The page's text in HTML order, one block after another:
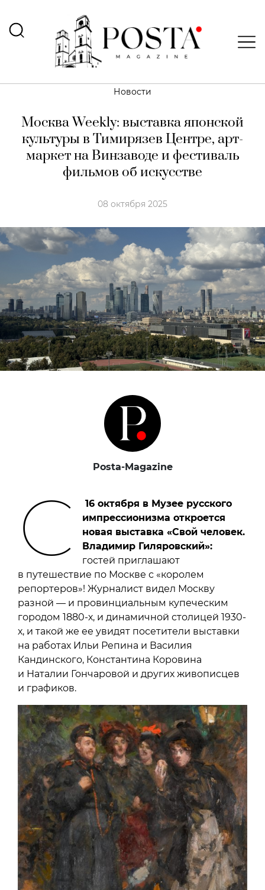
Новости
Москва Weekly: выставка японской
культуры в Тимирязев Центре, арт-
маркет на Винзаводе и фестиваль
фильмов об искусстве
08 октября 2025
Posta-Magazine
С
16 октября в Музее русского
импрессионизма откроется
новая выставка «Свой человек.
Владимир Гиляровский»:
гостей приглашают
в путешествие по Москве с «королем
репортеров»! Журналист видел Москву
разной — и провинциальным купеческим
городом 1880-х, и динамичной столицей 1930-
х, и такой же ее увидят посетители выставки
на работах Ильи Репина и Василия
Кандинского, Константина Коровина
и Наталии Гончаровой и других живописцев
и графиков.